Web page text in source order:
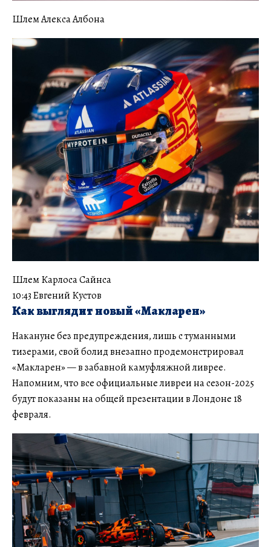
Шлем Алекса Албона
Шлем Карлоса Сайнса
10:43 Евгений Кустов
Как выглядит новый «Макларен»
Накануне без предупреждения, лишь с туманными
тизерами, свой болид внезапно продемонстрировал
«Макларен» — в забавной камуфляжной ливрее.
Напомним, что все официальные ливреи на сезон-2025
будут показаны на общей презентации в Лондоне 18
февраля.